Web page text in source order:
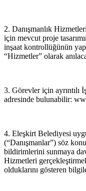
2. Danışmanlık
için mevcut proje
inşaat kontrollüğünün
“Hizmetler” olarak
3. Görevler için ayrıntılı
adresinde bulunabilir:
4. Eleşkirt Belediyesi
(“Danışmanlar”) söz
bildirimlerini sunmaya
Hizmetleri
olduklarını gösteren